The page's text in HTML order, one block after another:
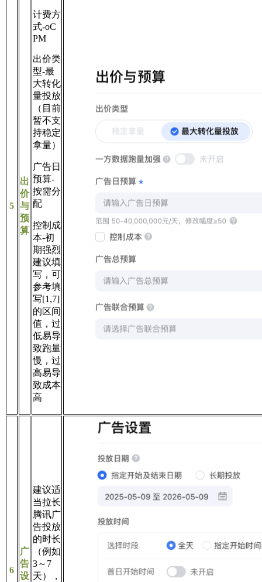
5
出
价
与
预
算
计费方
式-oC
PM
出价类
型-最
大转化
量投放
（目前
暂不支
持稳定
拿量）
广告日
预算-
按需分
配
控制成
本-初
期强烈
建议填
写，可
参考填
写[1,7]
的区间
值，过
低易导
致跑量
慢，过
高易导
致成本
高
6
广
告
设
建议适
当拉长
腾讯广
告投放
的时长
（例如
3～7
天），